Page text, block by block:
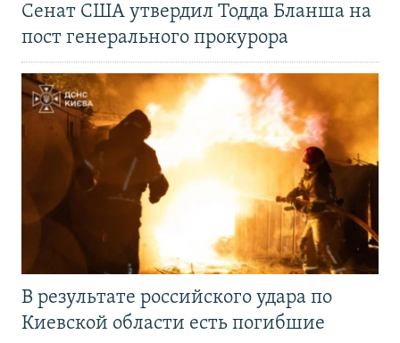
Сенат США утвердил Тодда Бланша на
пост генерального прокурора
В результате российского удара по
Киевской области есть погибшие